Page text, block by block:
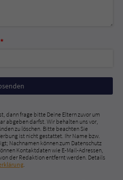
*
dann frage bitte Deine Eltern zuvor um
abgeben darfst. Wir behalten uns vor,
zu löschen. Bitte beachten Sie
ist nicht gestattet. Ihr Name bzw.
Nachnamen können zum Datenschutz
Kontaktdaten wie E-Mail-Adressen,
der Redaktion entfernt werden. Details